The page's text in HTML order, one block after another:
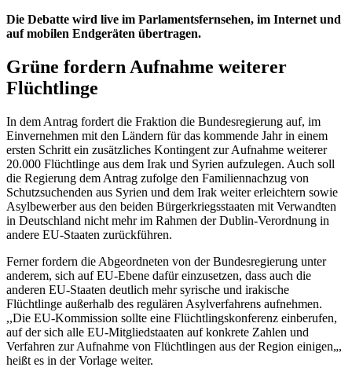
Die Debatte wird live im Parlamentsfernsehen, im Internet und
auf mobilen Endgeräten übertragen.
Grüne fordern Aufnahme weiterer
Flüchtlinge
In dem Antrag fordert die Fraktion die Bundesregierung auf, im
Einvernehmen mit den Ländern für das kommende Jahr in einem
ersten Schritt ein zusätzliches Kontingent zur Aufnahme weiterer
20.000 Flüchtlinge aus dem Irak und Syrien aufzulegen. Auch soll
die Regierung dem Antrag zufolge den Familiennachzug von
Schutzsuchenden aus Syrien und dem Irak weiter erleichtern sowie
Asylbewerber aus den beiden Bürgerkriegsstaaten mit Verwandten
in Deutschland nicht mehr im Rahmen derDublin-Verordnung in
andere EU-Staaten zurückführen.
Ferner fordern die Abgeordneten von der Bundesregierung unter
anderem, sich auf EU-Ebene dafür einzusetzen, dass auch die
anderen EU-Staaten deutlich mehr syrische und irakische
Flüchtlinge außerhalb des regulären Asylverfahrens aufnehmen.
,,Die EU-Kommission sollte eine Flüchtlingskonferenz einberufen,
auf der sich alle EU-Mitgliedstaaten auf konkrete Zahlen und
Verfahren zur Aufnahme von Flüchtlingen aus der Region einigen„,
heißt es in der Vorlage weiter.